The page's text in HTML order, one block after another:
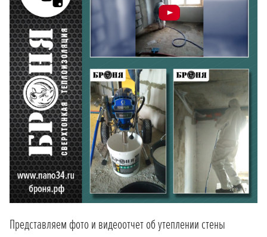
Представляем фото и видеоотчет об утеплении стены